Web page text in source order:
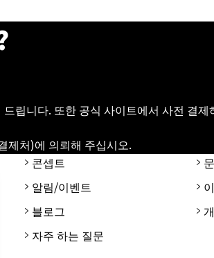
립니다. 또한 공식 사이트에서 사전 결
제처)에 의뢰해 주십시오.
콘셉트
알림/이벤트
블로그
자주 하는 질문